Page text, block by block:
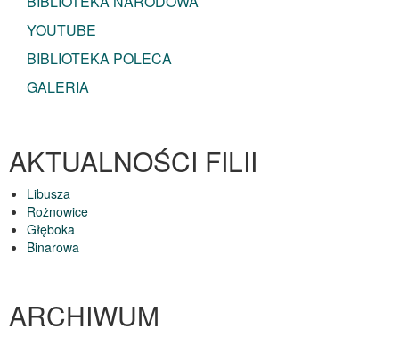
YOUTUBE
BIBLIOTEKA POLECA
GALERIA
AKTUALNOŚCI FILII
Libusza
Rożnowice
Głęboka
Binarowa
ARCHIWUM